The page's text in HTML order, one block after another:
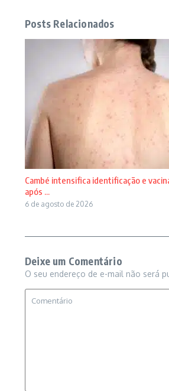
Posts Relacionados
Cambé intensifica identificação e
após ...
6 de agosto de 2026
Deixe um Comentário
O seu endereço de e-mail não será